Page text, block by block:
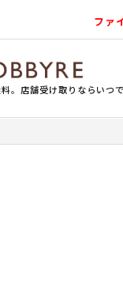
ファ
。店舗受け取りならいつ